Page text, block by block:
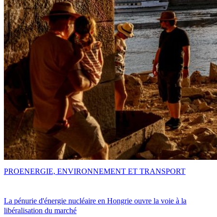
La pénurie d'énergie nucléaire en Hongrie ouvre la voie à la
libéralisation du marché
PROENERGIE, ENVIRONNEMENT ET TRANSPORT